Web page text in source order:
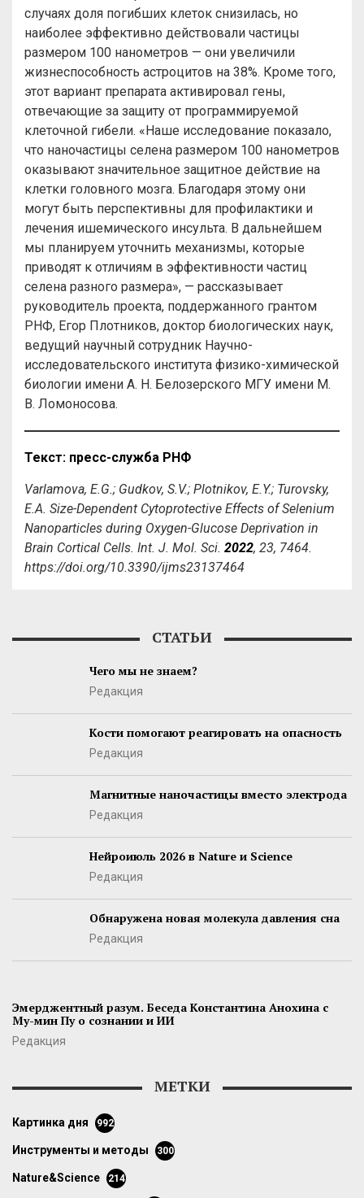
случаях доля погибших клеток снизилась, но
наиболее эффективно действовали частицы
размером 100 нанометров — они увеличили
жизнеспособность астроцитов на 38%. Кроме того,
этот вариант препарата активировал гены,
отвечающие за защиту от программируемой
клеточной гибели. «Наше исследование показало,
что наночастицы селена размером 100 нанометров
оказывают значительное защитное действие на
клетки головного мозга. Благодаря этому они
могут быть перспективны для профилактики и
лечения ишемического инсульта. В дальнейшем
мы планируем уточнить механизмы, которые
приводят к отличиям в эффективности частиц
селена разного размера», — рассказывает
руководитель проекта, поддержанного грантом
РНФ, Егор Плотников, доктор биологических наук,
ведущий научный сотрудник Научно-
исследовательского института физико-химической
биологии имени А. Н. Белозерского МГУ имени М.
В. Ломоносова.
Текст: пресс-служба РНФ
Varlamova, E.G.; Gudkov, S.V.; Plotnikov, E.Y.; Turovsky,
E.A. Size-Dependent Cytoprotective Effects of Selenium
Nanoparticles during Oxygen-Glucose Deprivation in
Brain Cortical Cells. Int. J. Mol. Sci. 2022, 23, 7464.
https://doi.org/10.3390/ijms23137464
СТАТЬИ
Чего мы не знаем?
Редакция
Кости помогают реагировать на опасность
Редакция
Магнитные наночастицы вместо электрода
Редакция
Нейроиюль 2026 в Nature и Science
Редакция
Обнаружена новая молекула давления сна
Редакция
Эмерджентный разум. Беседа Константина Анохина с
Му-мин Пу о сознании и ИИ
Редакция
МЕТКИ
картинка дня 992
инструменты и методы 300
Nature&Science 214